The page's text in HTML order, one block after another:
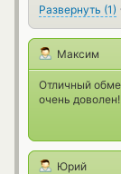
Развернуть (1)
Максим
Отличный
очень
Юрий